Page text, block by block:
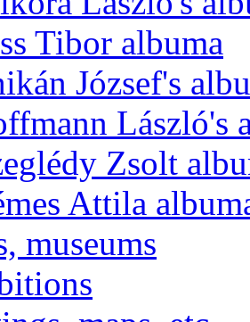
Tibor albuma
József's
László's
Zsolt
Attila
museums